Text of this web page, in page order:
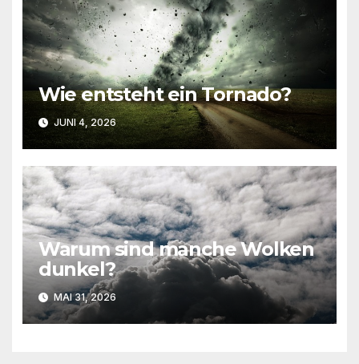
Wie entsteht ein Tornado?
JUNI 4, 2026
Warum sind manche Wolken
dunkel?
MAI 31, 2026